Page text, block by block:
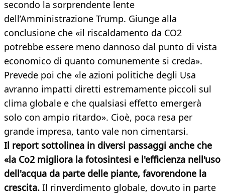
secondo la sorprendente lente
dell’Amministrazione Trump. Giunge alla
conclusione che «il riscaldamento da CO2
potrebbe essere meno dannoso dal punto di vista
economico di quanto comunemente si creda».
Prevede poi che «le azioni politiche degli Usa
avranno impatti diretti estremamente piccoli sul
clima globale e che qualsiasi effetto emergerà
solo con ampio ritardo». Cioè, poca resa per
grande impresa, tanto vale non cimentarsi.
Il report sottolinea in diversi passaggi anche che
«la Co2 migliora la fotosintesi e l'efficienza nell'uso
dell'acqua da parte delle piante, favorendone la
crescita. Il rinverdimento globale, dovuto in parte